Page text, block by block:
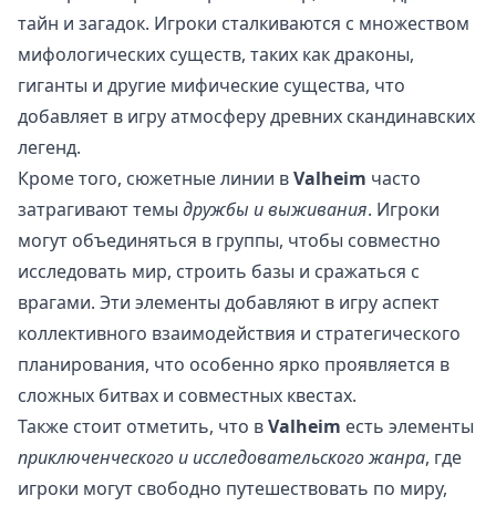
тайн и загадок. Игроки сталкиваются с множеством
мифологических существ, таких как драконы,
гиганты и другие мифические существа, что
добавляет в игру атмосферу древних скандинавских
легенд.
Кроме того, сюжетные линии вValheim часто
затрагивают темы дружбы и выживания. Игроки
могут объединяться в группы, чтобы совместно
исследовать мир, строить базы и сражаться с
врагами. Эти элементы добавляют в игру аспект
коллективного взаимодействия и стратегического
планирования, что особенно ярко проявляется в
сложных битвах и совместных квестах.
Также стоит отметить, что вValheim есть элементы
приключенческого и исследовательского жанра, где
игроки могут свободно путешествовать по миру,